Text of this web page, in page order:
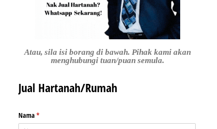
Atau, sila isi borang di bawah. Pihak kami akan
menghubungi tuan/puan semula.